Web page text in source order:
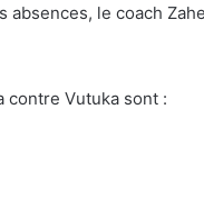
absences, le coach
contre Vutuka sont :